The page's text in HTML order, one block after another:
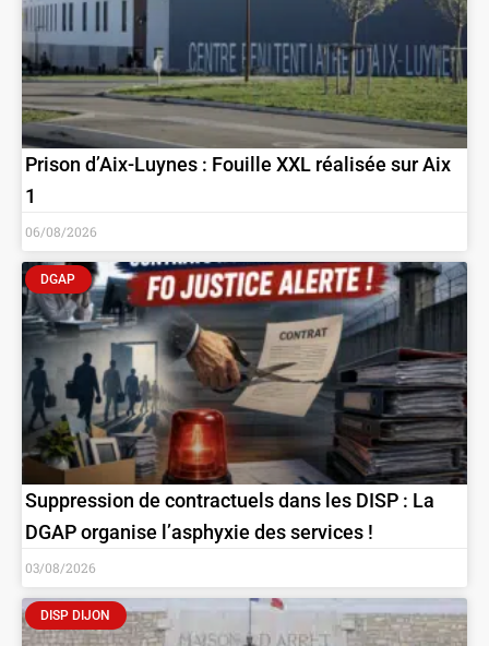
Prison d’Aix-Luynes : Fouille XXL réalisée sur Aix
1
06/08/2026
DGAP
Suppression de contractuels dans les DISP : La
DGAP organise l’asphyxie des services !
03/08/2026
DISP DIJON